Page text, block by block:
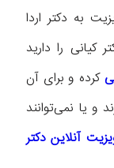
به دکتر اردا
کیانی را دارید
کرده و برای آن
و یا نمی‌توانند
آنلاین دکتر